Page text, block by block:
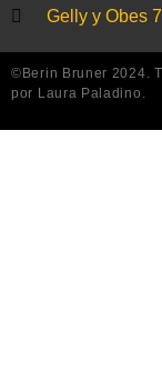
Gelly y Obes
©Berin Bruner 2024.
por Laura Paladino.